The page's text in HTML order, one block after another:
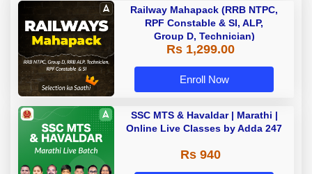
Railway Mahapack (RRB NTPC,
RPF Constable & SI, ALP,
Group D, Technician)
Rs 1,299.00
Enroll Now
SSC MTS & Havaldar | Marathi |
Online Live Classes by Adda 247
Rs 940